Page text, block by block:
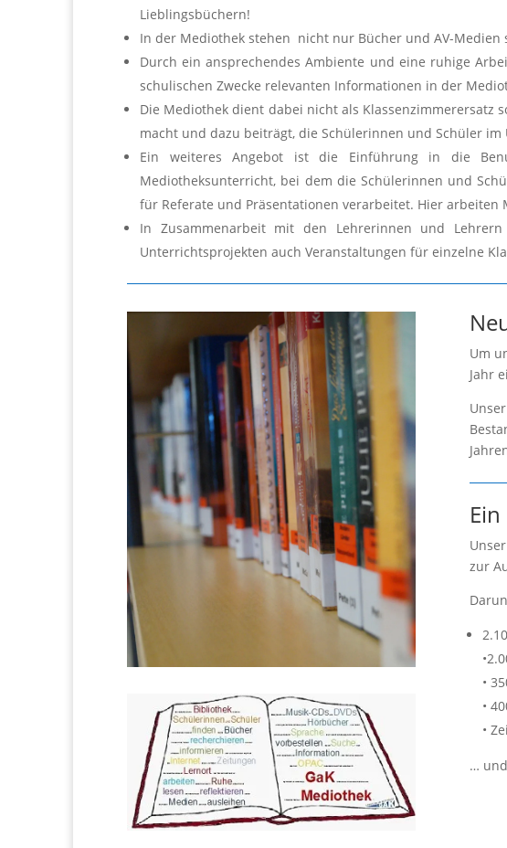
Lieblingsbüchern!
In der Mediothek stehen nicht nur Bücher und AV-
Durch ein ansprechendes Ambiente und eine ruhige
schulischen Zwecke relevanten Informationen in der
Die Mediothek dient dabei nicht als Klassenzimmerersatz
macht und dazu beiträgt, die Schülerinnen und Schüler
Ein weiteres Angebot ist die Einführung in die
Mediotheksunterricht, bei dem die Schülerinnen und
für Referate und Präsentationen verarbeitet. Hier
In Zusammenarbeit mit den Lehrerinnen und
Unterrichtsprojekten auch Veranstaltungen für einzelne
Um
Jahr
zur
•
•
•
…